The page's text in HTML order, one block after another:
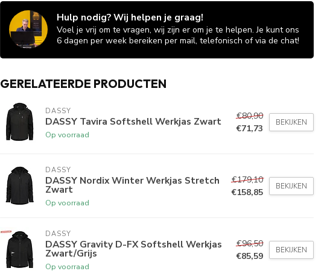
Hulp nodig? Wij helpen je graag!
Voel je vrij om te vragen, wij zijn er om je te helpen. Je kunt ons
6 dagen per week bereiken per mail, telefonisch of via de chat!
GERELATEERDE PRODUCTEN
DASSY
DASSY Tavira Softshell Werkjas Zwart
Op voorraad
€80,90
€71,73
BEKIJKEN
DASSY
DASSY Nordix Winter Werkjas Stretch
Zwart
Op voorraad
€179,10
€158,85
BEKIJKEN
DASSY
DASSY Gravity D-FX Softshell Werkjas
Zwart/Grijs
Op voorraad
€96,50
€85,59
BEKIJKEN